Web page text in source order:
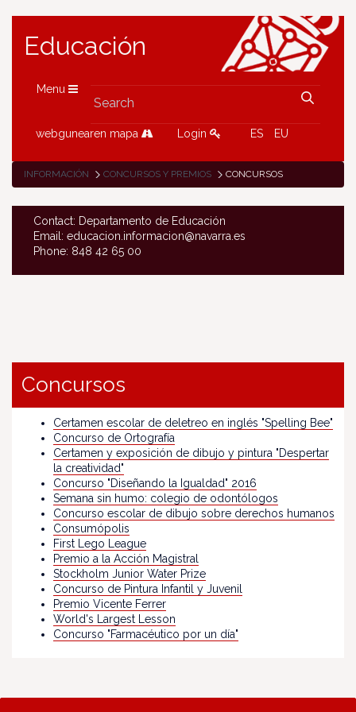
Educación
Menu
webgunearen mapa Login ES EU
INFORMACIÓN CONCURSOS Y PREMIOS CONCURSOS
Contact: Departamento de Educación
Email: educacion.informacion@navarra.es
Phone: 848 42 65 00
Concursos
Certamen escolar de deletreo en inglés "Spelling Bee"
Concurso de Ortografía
Certamen y exposición de dibujo y pintura "Despertar
la creatividad"
Concurso "Diseñando la Igualdad" 2016
Semana sin humo: colegio de odontólogos
Concurso escolar de dibujo sobre derechos humanos
Consumópolis
First Lego League
Premio a la Acción Magistral
Stockholm Junior Water Prize
Concurso de Pintura Infantil y Juvenil
Premio Vicente Ferrer
World's Largest Lesson
Concurso "Farmacéutico por un día"